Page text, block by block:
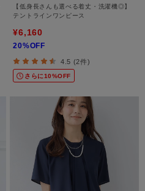
【低身長さんも選べる着丈・洗濯機◎】
テントラインワンピース
¥6,160
20%OFF
4.5 (2件)
さらに10%OFF